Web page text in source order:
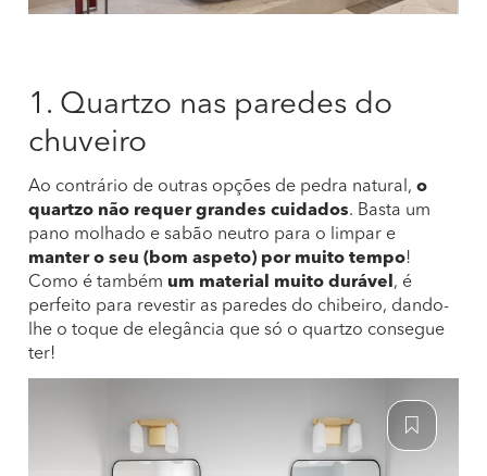
1. Quartzo nas paredes do
chuveiro
Ao contrário de outras opções de pedra natural, o
quartzo não requer grandes cuidados. Basta um
pano molhado e sabão neutro para o limpar e
manter o seu (bom aspeto) por muito tempo!
Como é também um material muito durável , é
perfeito para revestir as paredes do chibeiro, dando-
lhe o toque de elegância que só o quartzo consegue
ter!